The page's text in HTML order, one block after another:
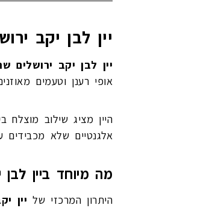
יין לבן יקב
יין לבן יקב ירושלים
אופי רענן וטעמים
היין מציג שילוב מוצלח
אלגנטיים שלא מכבידים
מה מיוחד ביין
היתרון המרכזי של יין